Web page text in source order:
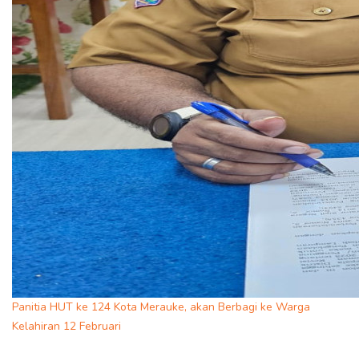
Panitia HUT ke 124 Kota Merauke, akan Berbagi ke Warga
Kelahiran 12 Februari